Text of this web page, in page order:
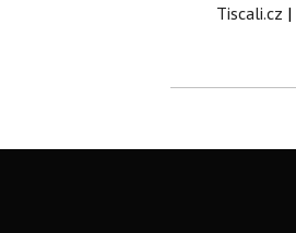
Tiscali.cz |